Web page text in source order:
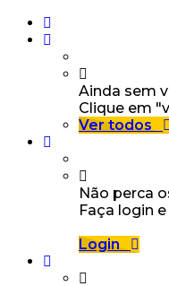
Ainda sem
Clique em
Ver todos
Não perca
Faça login
Login